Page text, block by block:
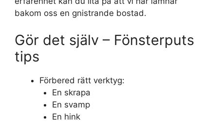
bakom oss en gnistrande bostad.
Gör det själv – Fönsterputs
tips
Förbered rätt verktyg:
En skrapa
En svamp
En hink